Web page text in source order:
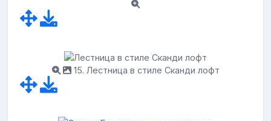
15. Лестница в стиле Сканди лофт